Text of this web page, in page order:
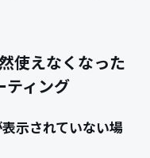
使えなくなった
ティング
示されていない場